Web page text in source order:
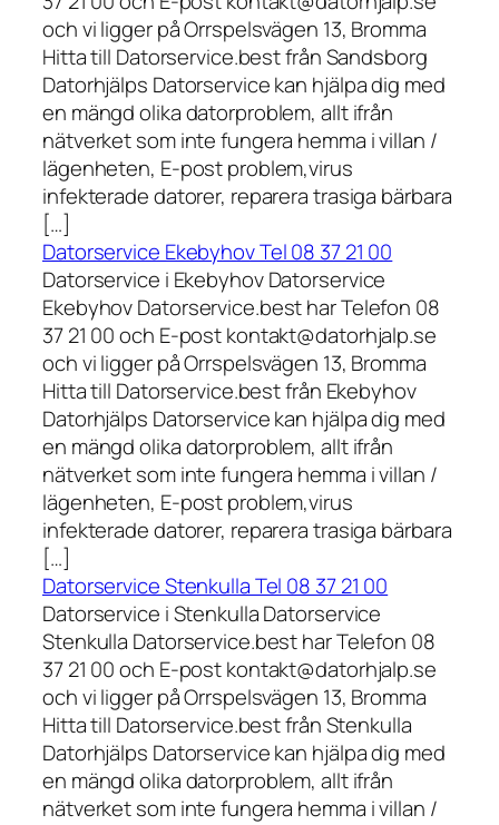
och vi ligger på Orrspelsvägen 13, Bromma
Hitta till Datorservice.best från Sandsborg
Datorhjälps Datorservice kan hjälpa dig med
en mängd olika datorproblem, allt ifrån
nätverket som inte fungera hemma i villan /
lägenheten, E-post problem,virus
infekterade datorer, reparera trasiga bärbara
[…]
Datorservice Ekebyhov Tel 08 37 21 00
Datorservice i Ekebyhov Datorservice
Ekebyhov Datorservice.best har Telefon 08
37 21 00 och E-post kontakt@datorhjalp.se
och vi ligger på Orrspelsvägen 13, Bromma
Hitta till Datorservice.best från Ekebyhov
Datorhjälps Datorservice kan hjälpa dig med
en mängd olika datorproblem, allt ifrån
nätverket som inte fungera hemma i villan /
lägenheten, E-post problem,virus
infekterade datorer, reparera trasiga bärbara
[…]
Datorservice Stenkulla Tel 08 37 21 00
Datorservice i Stenkulla Datorservice
Stenkulla Datorservice.best har Telefon 08
37 21 00 och E-post kontakt@datorhjalp.se
och vi ligger på Orrspelsvägen 13, Bromma
Hitta till Datorservice.best från Stenkulla
Datorhjälps Datorservice kan hjälpa dig med
en mängd olika datorproblem, allt ifrån
nätverket som inte fungera hemma i villan /